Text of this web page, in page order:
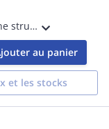
Lampadaire avec une structure en Acier couleur Noir mat SMD LED source incluse 50/60Hz 6W 2700K CRI >80 IP 20 570lm classe II 220V-240V hauteur:1500mm longueur: 140mm profondeur: 140mm
au panier
et les stocks